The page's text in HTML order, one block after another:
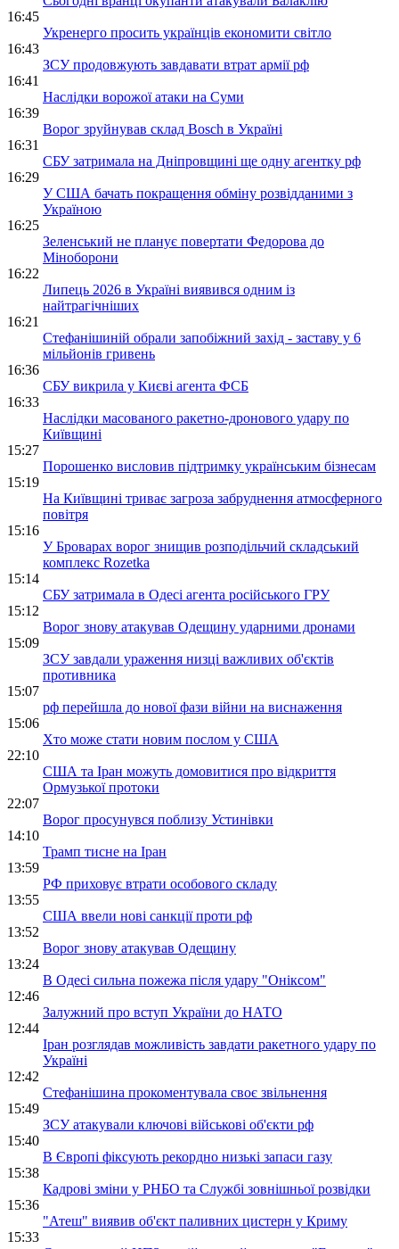
16:45
Укренерго просить українців економити світло
16:43
ЗСУ продовжують завдавати втрат армії рф
16:41
Наслідки ворожої атаки на Суми
16:39
Ворог зруйнував склад Bosch в Україні
16:31
СБУ затримала на Дніпровщині ще одну агентку рф
16:29
У США бачать покращення обміну розвідданими з
Україною
16:25
Зеленський не планує повертати Федорова до
Міноборони
16:22
Липець 2026 в Україні виявився одним із
найтрагічніших
16:21
Стефанішиній обрали запобіжний захід - заставу у 6
мільйонів гривень
16:36
СБУ викрила у Києві агента ФСБ
16:33
Наслідки масованого ракетно-дронового удару по
Київщині
15:27
Порошенко висловив підтримку українським бізнесам
15:19
На Київщині триває загроза забруднення атмосферного
повітря
15:16
У Броварах ворог знищив розподільчий складський
комплекс Rozetka
15:14
СБУ затримала в Одесі агента російського ГРУ
15:12
Ворог знову атакував Одещину ударними дронами
15:09
ЗСУ завдали ураження низці важливих об'єктів
противника
15:07
рф перейшла до нової фази війни на виснаження
15:06
Хто може стати новим послом у США
22:10
США та Іран можуть домовитися про відкриття
Ормузької протоки
22:07
Ворог просунувся поблизу Устинівки
14:10
Трамп тисне на Іран
13:59
РФ приховує втрати особового складу
13:55
США ввели нові санкції проти рф
13:52
Ворог знову атакував Одещину
13:24
В Одесі сильна пожежа після удару "Оніксом"
12:46
Залужний про вступ України до НАТО
12:44
Іран розглядав можливість завдати ракетного удару по
Україні
12:42
Стефанішина прокоментувала своє звільнення
15:49
ЗСУ атакували ключові військові об'єкти рф
15:40
В Європі фіксують рекордно низькі запаси газу
15:38
Кадрові зміни у РНБО та Службі зовнішньої розвідки
15:36
"Атеш" виявив об'єкт паливних цистерн у Криму
15:33